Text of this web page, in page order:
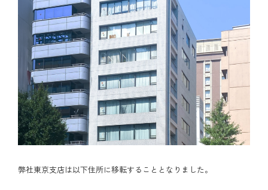
弊社東京支店は以下住所に移転することとなりました。